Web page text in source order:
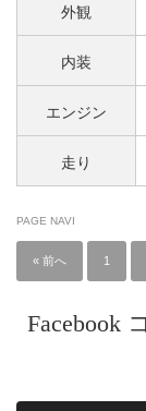
外観
内装
エンジン
走り
PAGE NAVI
« 前へ 1
Facebook